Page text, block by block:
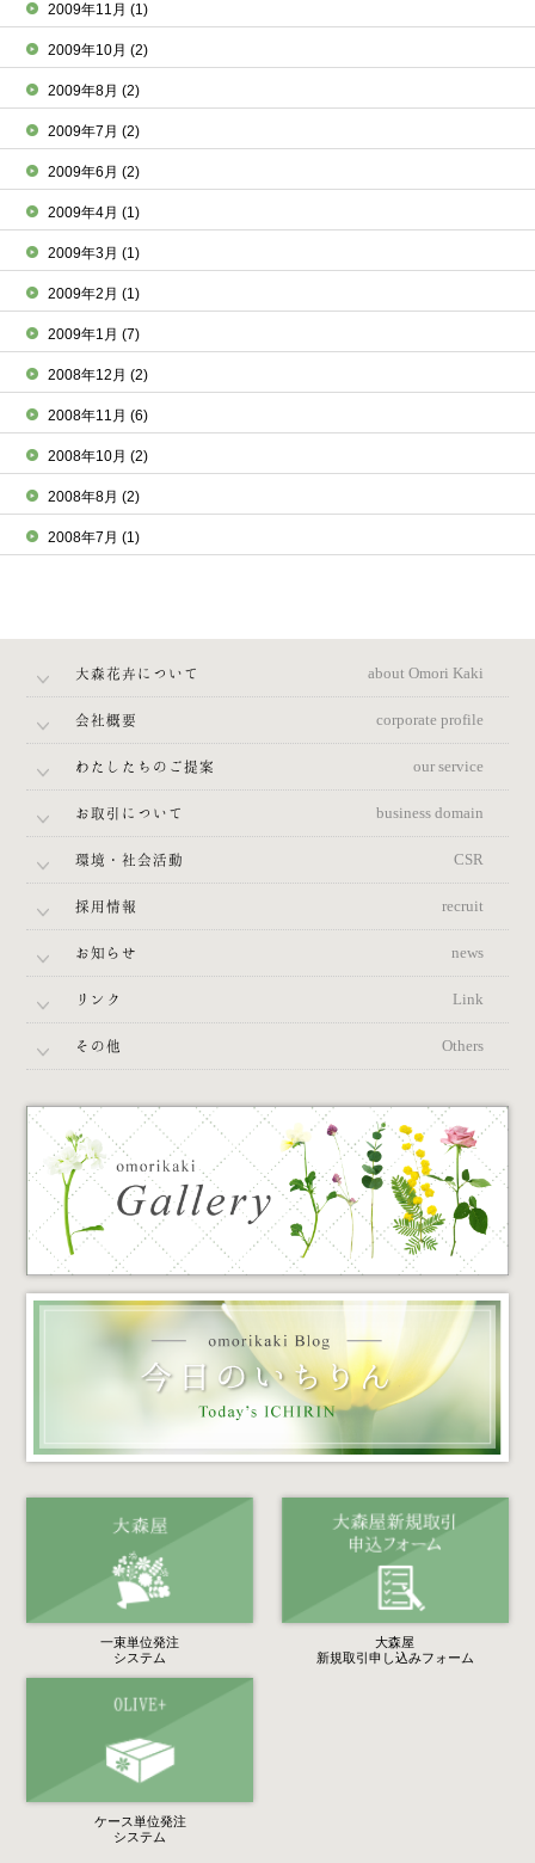
2009年11月(1)
2009年10月(2)
2009年8月(2)
2009年7月(2)
2009年6月(2)
2009年4月(1)
2009年3月(1)
2009年2月(1)
2009年1月(7)
2008年12月(2)
2008年11月(6)
2008年10月(2)
2008年8月(2)
2008年7月(1)
大森花卉について about Omori Kaki
会社概要 corporate profile
わたしたちのご提案 our service
お取引について business domain
環境・社会活動 CSR
採用情報 recruit
お知らせ news
リンク Link
その他 Others
一束単位発注
システム
大森屋
新規取引申し込みフォーム
ケース単位発注
システム